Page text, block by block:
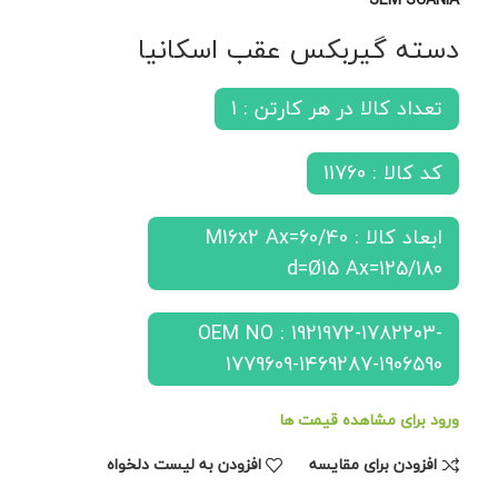
دسته گیربکس عقب اسکانیا
تعداد کالا در هر کارتن : 1
کد کالا : 11760
ابعاد کالا : M16x2 Ax=60/40
d=Ø15 Ax=125/180
OEM NO : 1921972-1782203-
1779609-1469287-1906590
ورود برای مشاهده قیمت ها
افزودن برای مقایسه
افزودن به لیست دلخواه